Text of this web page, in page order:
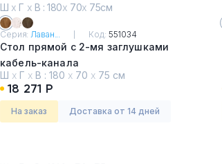
Ш х Г х В : 180х 70х 75см
Серия:Лаван... Код: 551034
Стол прямой с 2-мя заглушками
кабель-канала
Таксония медовая
Ш х Г х В : 180 х 70 х 75 см
18 271 Р
На заказ Доставка от 14 дней